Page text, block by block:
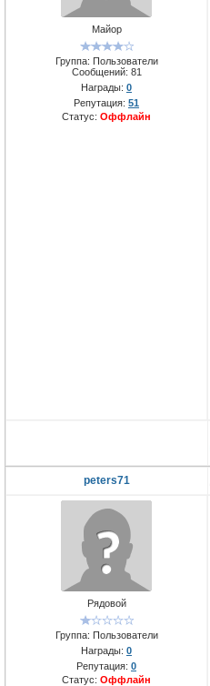
Майор
Группа: Пользователи
Сообщений: 81
Награды: 0
Репутация: 51
Статус: Оффлайн
peters71
Рядовой
Группа: Пользователи
Награды: 0
Репутация: 0
Статус: Оффлайн